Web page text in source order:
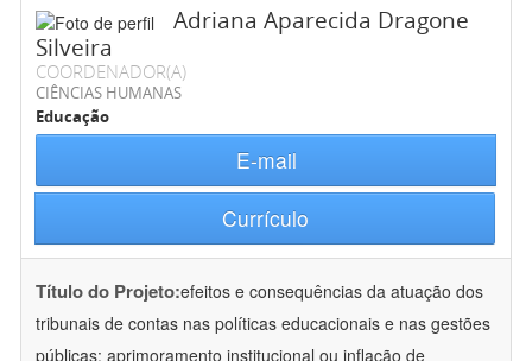
Adriana Aparecida Dragone
Silveira
COORDENADOR(A)
CIÊNCIAS HUMANAS
Educação
E-mail
Currículo
Título do Projeto:efeitos e consequências da atuação dos
tribunais de contas nas políticas educacionais e nas gestões
públicas: aprimoramento institucional ou inflação de